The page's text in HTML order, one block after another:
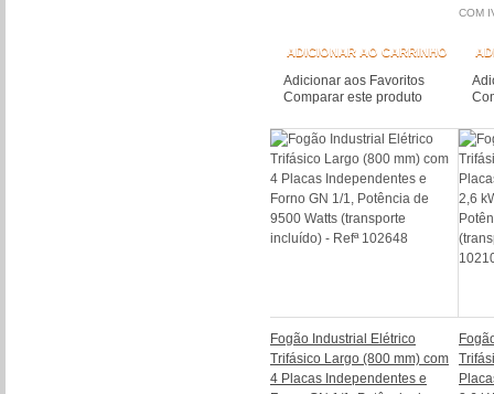
ADICIONAR AO CARRINHO
Adicionar aos Favoritos
Comparar este produto
COM
Fogão Industrial Elétrico
Trifásico Largo (800 mm) com
4 Placas Independentes e